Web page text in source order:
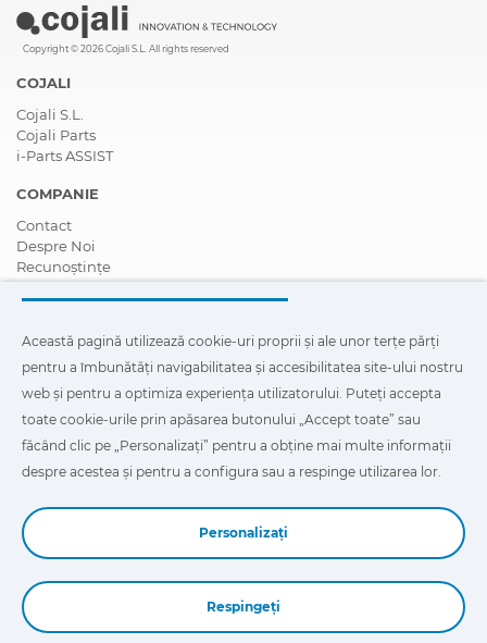
Copyright © 2026 Cojali S.L. All rights reserved
COJALI
Cojali S.L.
Cojali Parts
i-Parts ASSIST
COMPANIE
Contact
Despre Noi
Recunoștințe
Certificări
Responsabilitate Socială Corporativă
Știri
Videoclipuri
FAQ - Întrebări Frecvente
Această pagină utilizează cookie-uri proprii și ale unor terțe
părți pentru a îmbunătăți navigabilitatea și accesibilitatea site-
ului nostru web și pentru a optimiza experiența utilizatorului.
acestea și pentru a configura sau a respinge utilizarea lor.
Această pagină utilizează cookie-uri proprii și ale unor terțe părți
pentru a îmbunătăți navigabilitatea și accesibilitatea site-ului nostru
web și pentru a optimiza experiența utilizatorului. Puteți accepta
toate cookie-urile prin apăsarea butonului „Accept toate” sau
făcând clic pe „Personalizați” pentru a obține mai multe informații
despre acestea și pentru a configura sau a respinge utilizarea lor.
Personalizați
Respingeți